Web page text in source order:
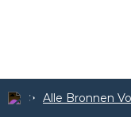
Alle Bronnen